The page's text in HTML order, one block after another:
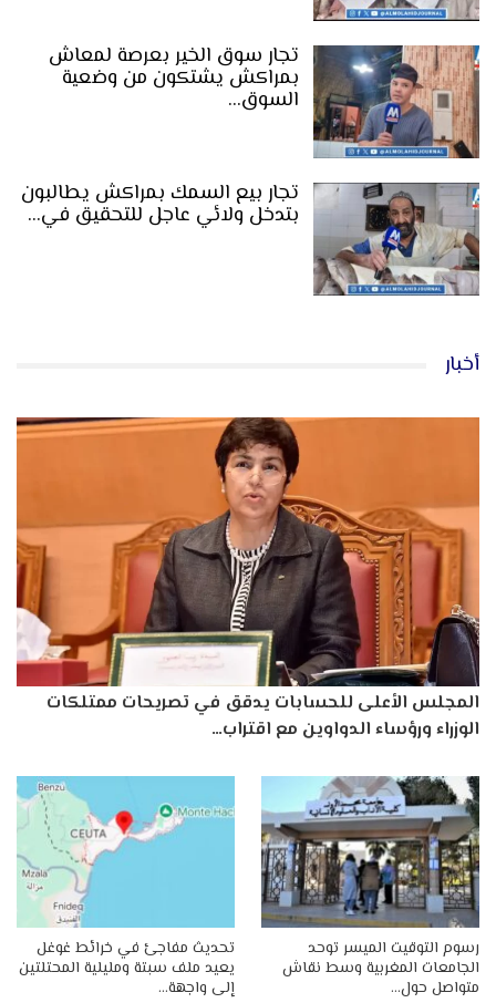
تجار سوق الخير بعرصة لمعاش
بمراكش يشتكون من وضعية
السوق…
تجار بيع السمك بمراكش يطالبون
بتدخل ولائي عاجل للتحقيق في…
أخبار
المجلس الأعلى للحسابات يدقق في تصريحات ممتلكات
الوزراء ورؤساء الدواوين مع اقتراب…
رسوم التوقيت الميسر توحد
الجامعات المغربية وسط نقاش
متواصل حول…
تحديث مفاجئ في خرائط غوغل
يعيد ملف سبتة ومليلية المحتلتين
إلى واجهة…